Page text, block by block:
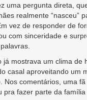
uma pergunta direta,
realmente “nasceu”
vez de responder de
com sinceridade e
já mostrava um clima de
casal aproveitando um
Nos comentários, uma fã
pra fazer parte da